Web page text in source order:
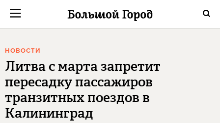
НОВОСТИ
Литва с марта запретит
пересадку пассажиров
транзитных поездов в
Калининград